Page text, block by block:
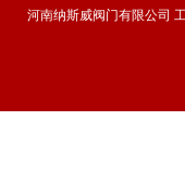
河南纳斯威阀门有限公司